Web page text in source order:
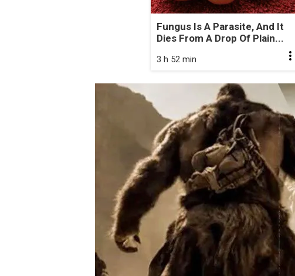
Fungus Is A Parasite, And It
Dies From A Drop Of Plain...
3 h 52 min